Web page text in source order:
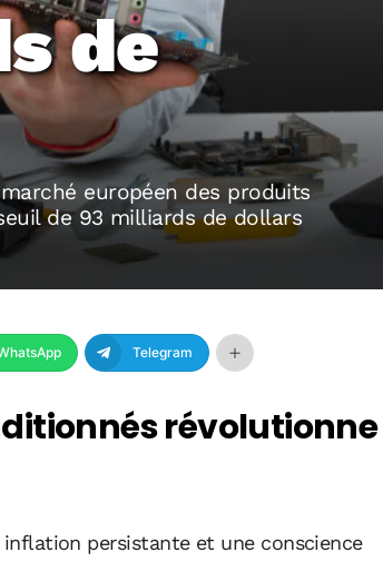
de
européen des produits
de 93 milliards de dollars
Telegram
révolutionne
inflation persistante et une conscience